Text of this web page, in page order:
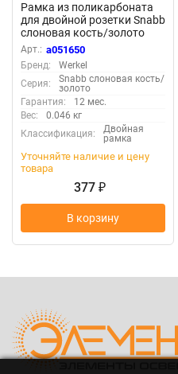
Рамка из поликарбоната
для двойной розетки Snabb
слоновая кость/золото
W0081932
Арт.: a051650
Бренд:
Werkel
Серия:
Snabb слоновая кость/
золото
Гарантия:
12 мес.
Вес:
0.046 кг
Классификация:
Двойная
рамка
Уточняйте наличие и цену
товара
377 ₽
В корзину